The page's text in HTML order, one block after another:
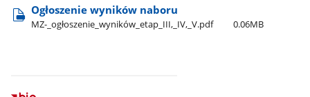
Ogłoszenie wyników naboru
MZ-​_ogłoszenie​_wyników​_etap​_III,​_IV,​_V.pdf 0.06MB